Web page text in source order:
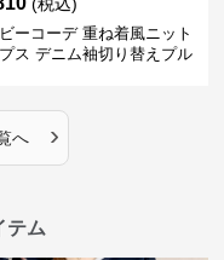
ーコーデ 重ね着風ニット
ス デニム袖切り替えプル
へ ›
テム